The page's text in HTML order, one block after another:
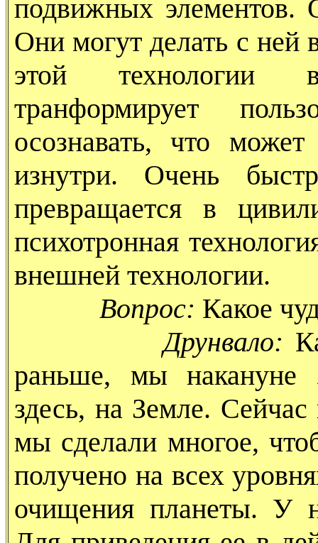
подвижных элементов.
Они могут делать с ней
этой технологии
транформирует
осознавать, что
изнутри. Очень
превращается в
психотронная
внешней технологии.
Вопрос: Какое
Друнвало:
раньше, мы накануне
здесь, на Земле.
мы сделали многое,
получено на всех
очищения планеты. У